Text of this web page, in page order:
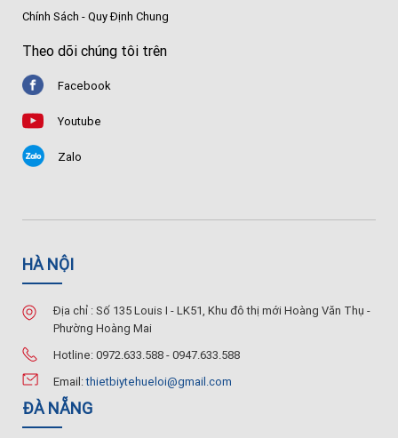
Chính Sách - Quy Định Chung
Theo dõi chúng tôi trên
Facebook
Youtube
Zalo
HÀ NỘI
Địa chỉ : Số 135 Louis I - LK51, Khu đô thị mới Hoàng Văn Thụ -
Phường Hoàng Mai
Hotline: 0972.633.588 - 0947.633.588
Email:thietbiytehueloi@gmail.com
ĐÀ NẴNG